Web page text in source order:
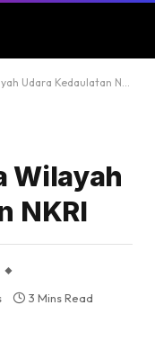
Udara Kedaulatan NKRI
Wilayah
NKRI
3 Mins Read